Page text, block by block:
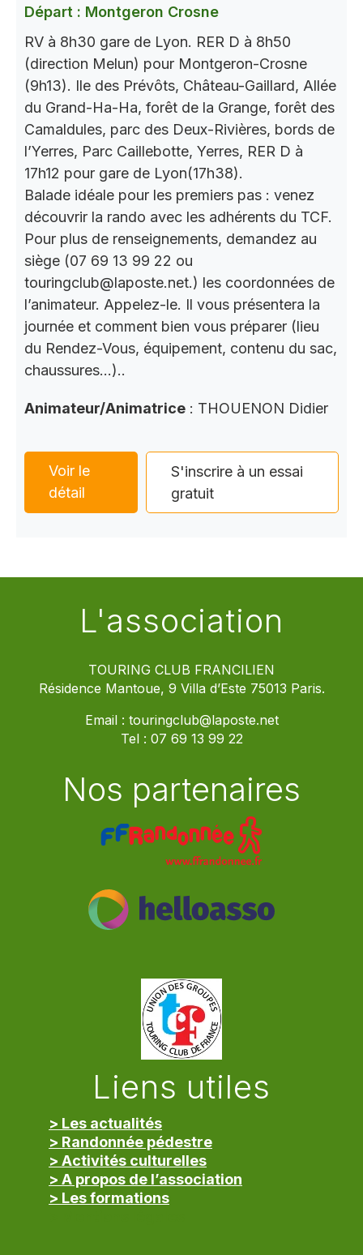
Départ : Montgeron Crosne
RV à 8h30 gare de Lyon. RER D à 8h50
(direction Melun) pour Montgeron-Crosne
(9h13). Ile des Prévôts, Château-Gaillard, Allée
du Grand-Ha-Ha, forêt de la Grange, forêt des
Camaldules, parc des Deux-Rivières, bords de
l’Yerres, Parc Caillebotte, Yerres, RER D à
17h12 pour gare de Lyon(17h38).
Balade idéale pour les premiers pas : venez
découvrir la rando avec les adhérents du TCF.
Pour plus de renseignements, demandez au
siège (07 69 13 99 22 ou
touringclub@laposte.net.) les coordonnées de
l’animateur. Appelez-le. Il vous présentera la
journée et comment bien vous préparer (lieu
du Rendez-Vous, équipement, contenu du sac,
chaussures…)..
Animateur/Animatrice : THOUENON Didier
Voir le
détail
S'inscrire à un essai
gratuit
L'association
TOURING CLUB FRANCILIEN
Résidence Mantoue, 9 Villa d’Este 75013 Paris.
Email : touringclub@laposte.net
Tel : 07 69 13 99 22
Nos partenaires
Liens utiles
> Les actualités
> Randonnée pédestre
> Activités culturelles
> A propos de l’association
> Les formations